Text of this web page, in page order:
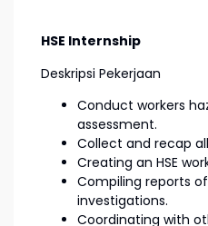
HSE Internship
Deskripsi Pekerjaan
Conduct workers
assessment.
Collect and recap all
Creating an HSE
Compiling reports
investigations.
Coordinating with